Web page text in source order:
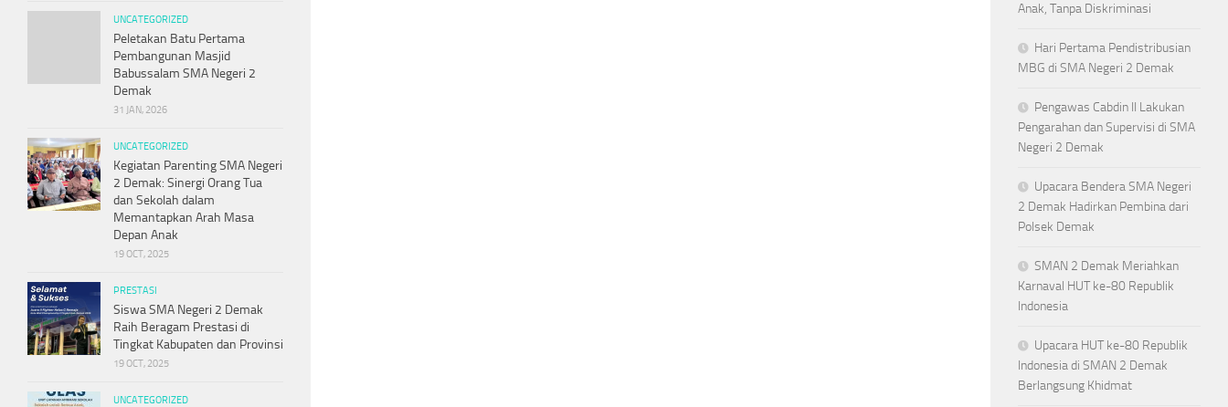
UNCATEGORIZED
Peletakan Batu Pertama
Pembangunan Masjid
Babussalam SMA Negeri 2
Demak
31 JAN, 2026
UNCATEGORIZED
Kegiatan Parenting SMA Negeri
2 Demak: Sinergi Orang Tua
dan Sekolah dalam
Memantapkan Arah Masa
Depan Anak
19 OCT, 2025
PRESTASI
Siswa SMA Negeri 2 Demak
Raih Beragam Prestasi di
Tingkat Kabupaten dan Provinsi
19 OCT, 2025
UNCATEGORIZED
Anak, Tanpa Diskriminasi
Hari Pertama Pendistribusian
MBG di SMA Negeri 2 Demak
Pengawas Cabdin II Lakukan
Pengarahan dan Supervisi di SMA
Negeri 2 Demak
Upacara Bendera SMA Negeri
2 Demak Hadirkan Pembina dari
Polsek Demak
SMAN 2 Demak Meriahkan
Karnaval HUT ke-80 Republik
Indonesia
Upacara HUT ke-80 Republik
Indonesia di SMAN 2 Demak
Berlangsung Khidmat